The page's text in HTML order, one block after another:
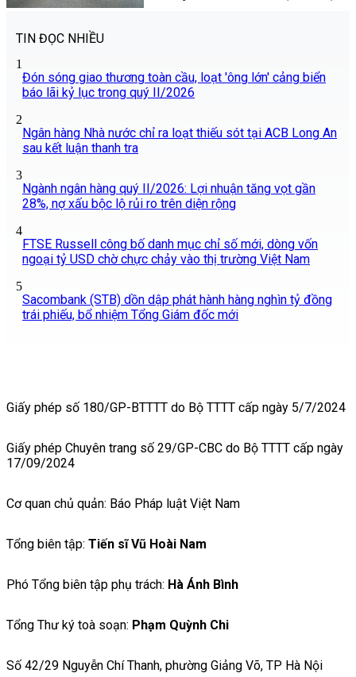
TIN ĐỌC NHIỀU
1
Đón sóng giao thương toàn cầu, loạt 'ông lớn' cảng biển
báo lãi kỷ lục trong quý II/2026
2
Ngân hàng Nhà nước chỉ ra loạt thiếu sót tại ACB Long An
sau kết luận thanh tra
3
Ngành ngân hàng quý II/2026: Lợi nhuận tăng vọt gần
28%, nợ xấu bộc lộ rủi ro trên diện rộng
4
FTSE Russell công bố danh mục chỉ số mới, dòng vốn
ngoại tỷ USD chờ chực chảy vào thị trường Việt Nam
5
Sacombank (STB) dồn dập phát hành hàng nghìn tỷ đồng
trái phiếu, bổ nhiệm Tổng Giám đốc mới
Giấy phép số 180/GP-BTTTT do Bộ TTTT cấp ngày 5/7/2024
Giấy phép Chuyên trang số 29/GP-CBC do Bộ TTTT cấp ngày
17/09/2024
Cơ quan chủ quản: Báo Pháp luật Việt Nam
Tổng biên tập: Tiến sĩ Vũ Hoài Nam
Phó Tổng biên tập phụ trách: Hà Ánh Bình
Tổng Thư ký toà soạn: Phạm Quỳnh Chi
Số 42/29 Nguyễn Chí Thanh, phường Giảng Võ, TP Hà Nội